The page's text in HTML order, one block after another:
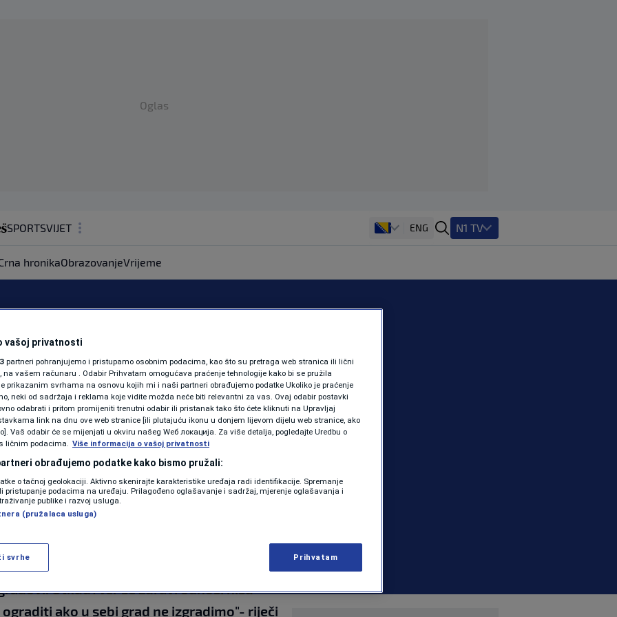
Oglas
SPORTSVIJET
ZDRAVLJE
SHOWBIZ
PODCAST
N1 SPECIJAL
FENOMENI
NEISTRAŽENO
VIRALNO
VIDEO
ENG N1 TV
hronikaObrazovanjeVrijeme
za N1:
bol samo
Lahko je biti
uljuditi
13:10 | VIJESTI | komentara
Više
ako želimo siguran grad. Danas se gradi i
Otkud? Jer se zdravi odnosi nisu
ako u sebi grad ne izgradimo"- riječi
vašoj privatnosti
partneri pohranjujemo i pristupamo osobnim podacima, kao što su pretraga web stranica ili lični
na vašem računaru . Odabir Prihvatam omogućava praćenje tehnologije kako bi se pružila
prikazanim svrhama na osnovu kojih mi i naši partneri obrađujemo podatke Ukoliko je praćenje
neki od sadržaja i reklama koje vidite možda neće biti relevantni za vas. Ovaj odabir postavki
odabrati i pritom promijeniti trenutni odabir ili pristanak tako što ćete kliknuti na Upravljaj
link na dnu ove web stranice [ili plutajuću ikonu u donjem lijevom dijelu web stranice, ako
Vaš odabir će se mijenjati u okviru našeg Wеб локација. Za više detalja, pogledajte Uredbu o
ličnim podacima. Više informacija o vašoj privatnosti
obrađujemo podatke kako bismo pružali:
o tačnoj geolokaciji. Aktivno skenirajte karakteristike uređaja radi identifikacije. Spremanje
pristupanje podacima na uređaju. Prilagođeno oglašavanje i sadržaj, mjerenje oglašavanja i
publike i razvoj usluga.
(pružalaca usluga)
svrhe Prihvatam